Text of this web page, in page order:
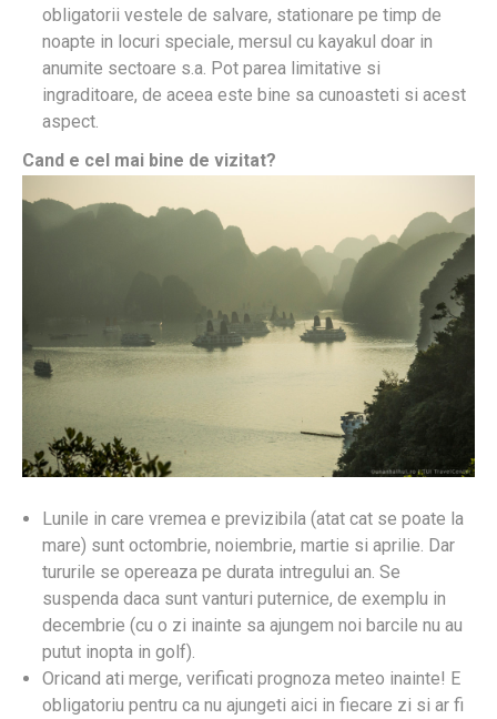
obligatorii vestele de salvare, stationare pe timp de
noapte in locuri speciale, mersul cu kayakul doar in
anumite sectoare s.a. Pot parea limitative si
ingraditoare, de aceea este bine sa cunoasteti si acest
aspect.
Cand e cel mai bine de vizitat?
Lunile in care vremea e previzibila (atat cat se poate la
mare) sunt octombrie, noiembrie, martie si aprilie. Dar
tururile se opereaza pe durata intregului an. Se
suspenda daca sunt vanturi puternice, de exemplu in
decembrie (cu o zi inainte sa ajungem noi barcile nu au
putut inopta in golf).
Oricand ati merge, verificati prognoza meteo inainte! E
obligatoriu pentru ca nu ajungeti aici in fiecare zi si ar fi